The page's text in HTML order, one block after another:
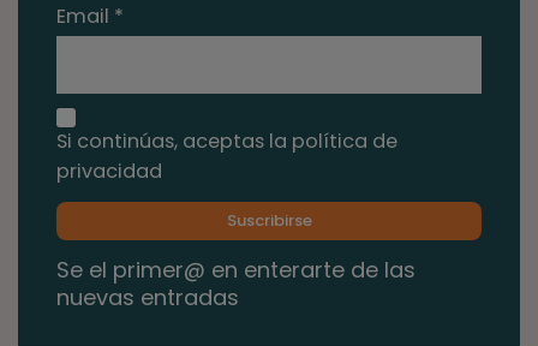
Email *
Si continúas, aceptas la política de
privacidad
Se el primer@ en enterarte de las
nuevas entradas